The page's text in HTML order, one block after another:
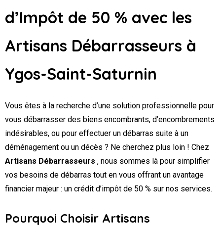
d’Impôt de 50 % avec les
Artisans Débarrasseurs à
Ygos-Saint-Saturnin
Vous êtes à la recherche d’une solution professionnelle pour
vous débarrasser des biens encombrants, d’encombrements
indésirables, ou pour effectuer un débarras suite à un
déménagement ou un décès ? Ne cherchez plus loin ! Chez
Artisans Débarrasseurs , nous sommes là pour simplifier
vos besoins de débarras tout en vous offrant un avantage
financier majeur : un crédit d’impôt de 50 % sur nos services.
Pourquoi Choisir Artisans